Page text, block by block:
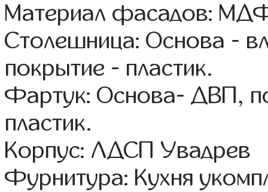
Материал фасадов:
Столешница: Основа -
покрытие - пластик.
Фартук: Основа- ДВП,
пластик.
Корпус: ЛДСП Увадрев
Фурнитура: Кухня